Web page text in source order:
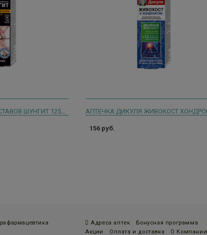
156 руб.
Адреса аптек
Бонусная программа
Акции
Оплата и доставка О Компании